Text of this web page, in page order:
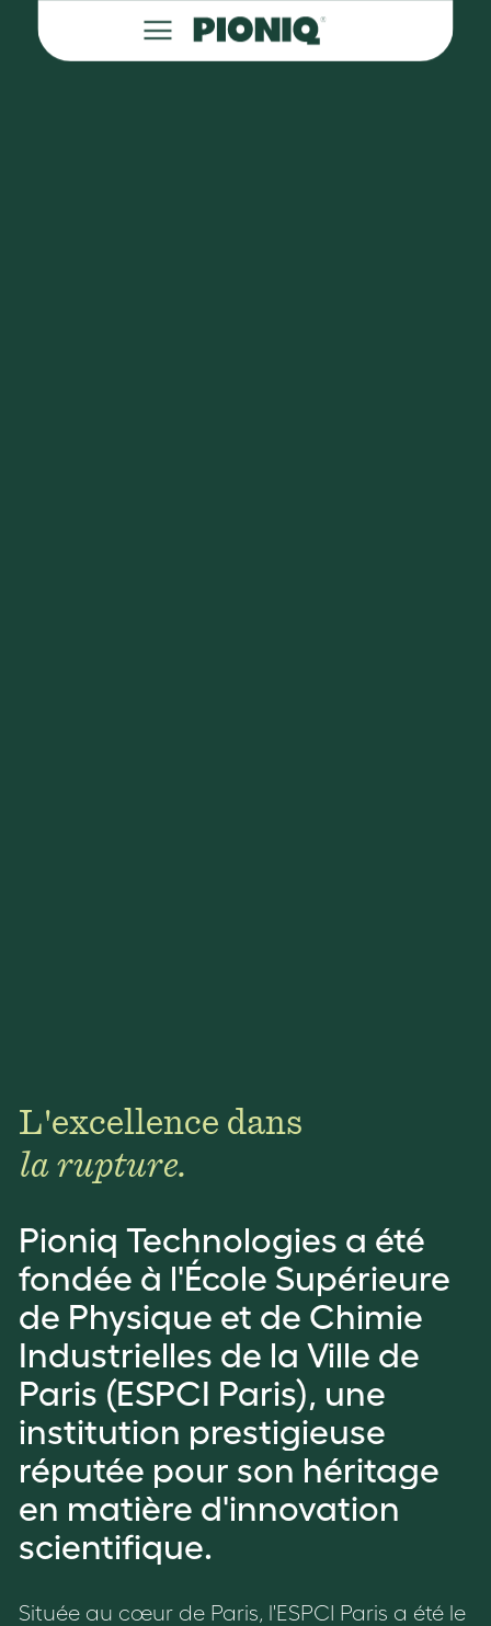
L'excellence dans
la rupture.
Pioniq Technologies a été
fondée à l'École Supérieure
de Physique et de Chimie
Industrielles de la Ville de
Paris (ESPCI Paris), une
institution prestigieuse
réputée pour son héritage
en matière d'innovation
scientifique.
Située au cœur de Paris, l'ESPCI Paris a été le